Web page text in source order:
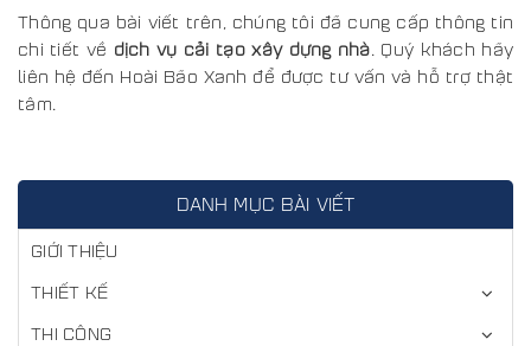
Thông qua bài viết trên, chúng tôi đã cung cấp thông tin
chi tiết về dịch vụ cải tạo xây dựng nhà. Quý khách hãy
liên hệ đến Hoài Bão Xanh để được tư vấn và hỗ trợ thật
tâm.
DANH MỤC BÀI VIẾT
GIỚI THIỆU
THIẾT KẾ
THI CÔNG